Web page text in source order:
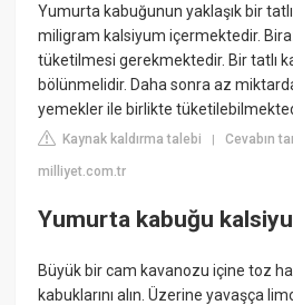
Yumurta kabuğunun yaklaşık bir tatlı
miligram kalsiyum içermektedir.
tüketilmesi gerekmektedir. Bir tatlı
bölünmelidir. Daha sonra az
yemekler ile birlikte
Kaynak kaldırma talebi |Cevabın
milliyet.com.tr
Yumurta kabuğu
Büyük bir cam kavanozu içine toz
kabuklarını alın. Üzerine yavaşça